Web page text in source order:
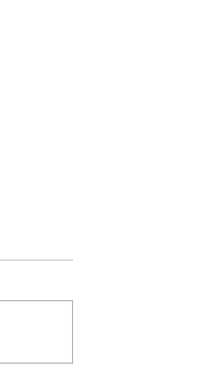
通常、膝の痛みは腰椎3番